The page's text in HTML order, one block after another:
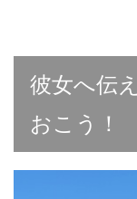
彼女へ伝
おこう！